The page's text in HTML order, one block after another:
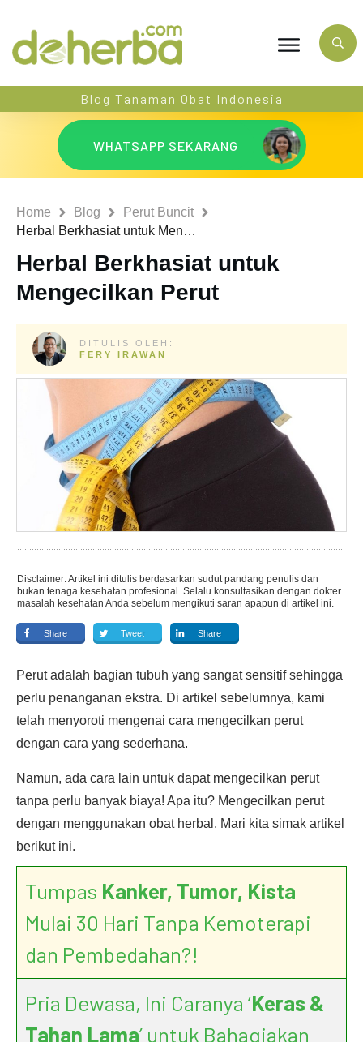
Blog Tanaman Obat Indonesia
WHATSAPP SEKARANG
Home Blog
Perut Buncit
Herbal Berkhasiat untuk Mengecilkan Perut
Herbal Berkhasiat untuk
Mengecilkan Perut
DITULIS OLEH:
FERY IRAWAN
Disclaimer: Artikel ini ditulis berdasarkan sudut pandang penulis dan
bukan tenaga kesehatan profesional. Selalu konsultasikan dengan dokter
masalah kesehatan Anda sebelum mengikuti saran apapun di artikel ini.
Share Tweet Share
Perut adalah bagian tubuh yang sangat sensitif sehingga
perlu penanganan ekstra. Di artikel sebelumnya, kami
telah menyoroti mengenai cara mengecilkan perut
dengan cara yang sederhana.
Namun, ada cara lain untuk dapat mengecilkan perut
tanpa perlu banyak biaya! Apa itu? Mengecilkan perut
dengan menggunakan obat herbal. Mari kita simak artikel
berikut ini.
Tumpas Kanker, Tumor, Kista
Mulai 30 Hari Tanpa Kemoterapi
dan Pembedahan?!
Pria Dewasa, Ini Caranya ‘Keras &
Tahan Lama’ untuk Bahagiakan